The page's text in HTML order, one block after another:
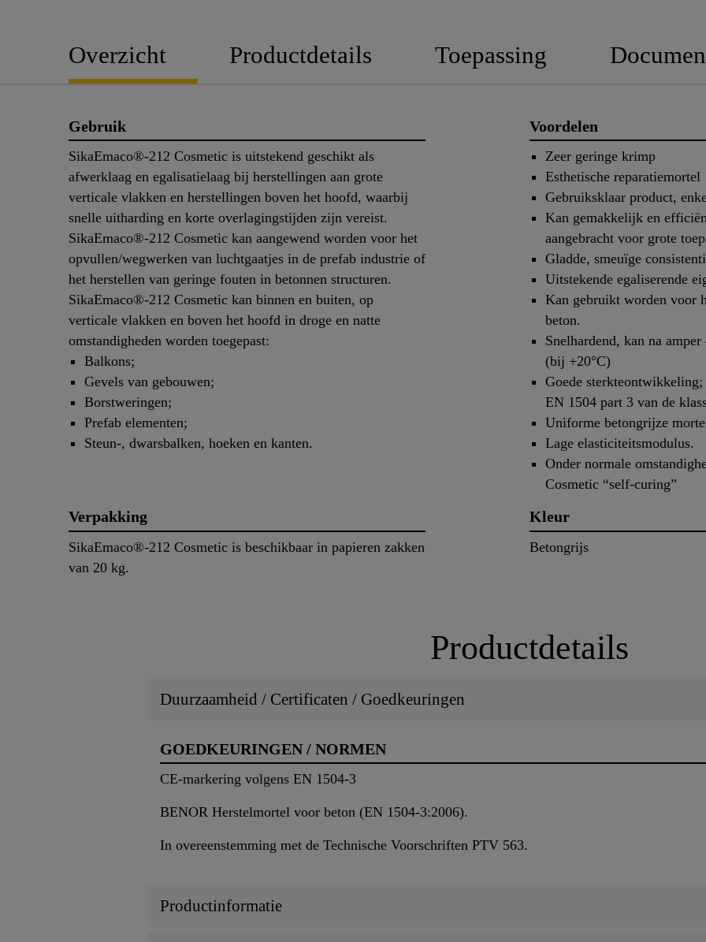
Overzicht Productdetails Toepassing
Gebruik
SikaEmaco®-212 Cosmetic is uitstekend geschikt als
afwerklaag en egalisatielaag bij herstellingen aan grote
verticale vlakken en herstellingen boven het hoofd, waarbij
snelle uitharding en korte overlagingstijden zijn vereist.
SikaEmaco®-212 Cosmetic kan aangewend worden voor het
opvullen/wegwerken van luchtgaatjes in de prefab industrie of
het herstellen van geringe fouten in betonnen structuren.
SikaEmaco®-212 Cosmetic kan binnen en buiten, op
verticale vlakken en boven het hoofd in droge en natte
omstandigheden worden toegepast:
Balkons;
Gevels van gebouwen;
Borstweringen;
Prefab elementen;
Steun-, dwarsbalken, hoeken en kanten.
Voordelen
Zeer geringe krimp
Esthetische reparatiemortel
Gebruiksklaar product,
Kan gemakkelijk en
aangebracht voor grote
Gladde, smeuïge
Uitstekende egaliserende
Kan gebruikt worden voor
beton.
Snelhardend, kan na
(bij +20°C)
Goede
EN 1504 part 3 van de
Uniforme betongrijze
Lage elasticiteitsmodulus.
Onder normale
Cosmetic “self-curing”
Verpakking
SikaEmaco®-212 Cosmetic is beschikbaar in papieren zakken
van 20 kg.
Kleur
Betongrijs
Productdetails
Duurzaamheid / Certificaten / Goedkeuringen
GOEDKEURINGEN / NORMEN
CE-markering volgens EN 1504-3
BENOR Herstelmortel voor beton (EN 1504-3:2006).
In overeenstemming met de Technische Voorschriften PTV 563.
Productinformatie